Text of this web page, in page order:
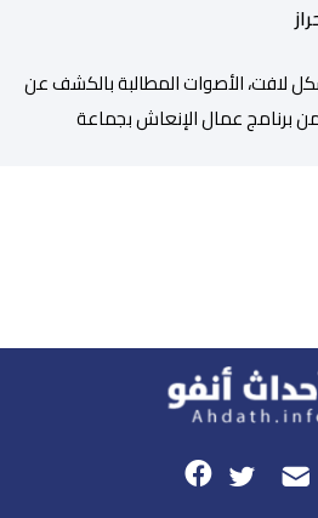
لافت، الأصوات المطالبة بالكشف عن
برنامج عمال الإنعاش بجماعة